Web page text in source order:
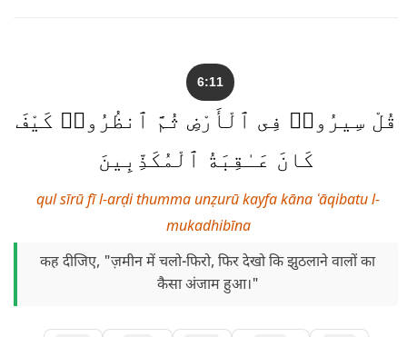
6:11
قُلْ سِيرُوا۟ فِى ٱلْأَرْضِ ثُمَّ ٱنظُرُوا۟ كَيْفَ
كَانَ عَـٰقِبَةُ ٱلْمُكَذِّبِينَ
qul sīrū fī l-arḍi thumma unẓurū kayfa kāna ʿāqibatu l-
mukadhibīna
कह दीजिए, "ज़मीन में चलो-फिरो, फिर देखो कि झुठलाने वालों का
कैसा अंजाम हुआ।"